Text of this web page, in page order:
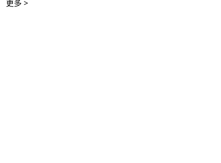
更多 >